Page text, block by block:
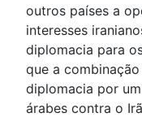
outros países a
interesses
diplomacia para
que a
diplomacia por
árabes contra o